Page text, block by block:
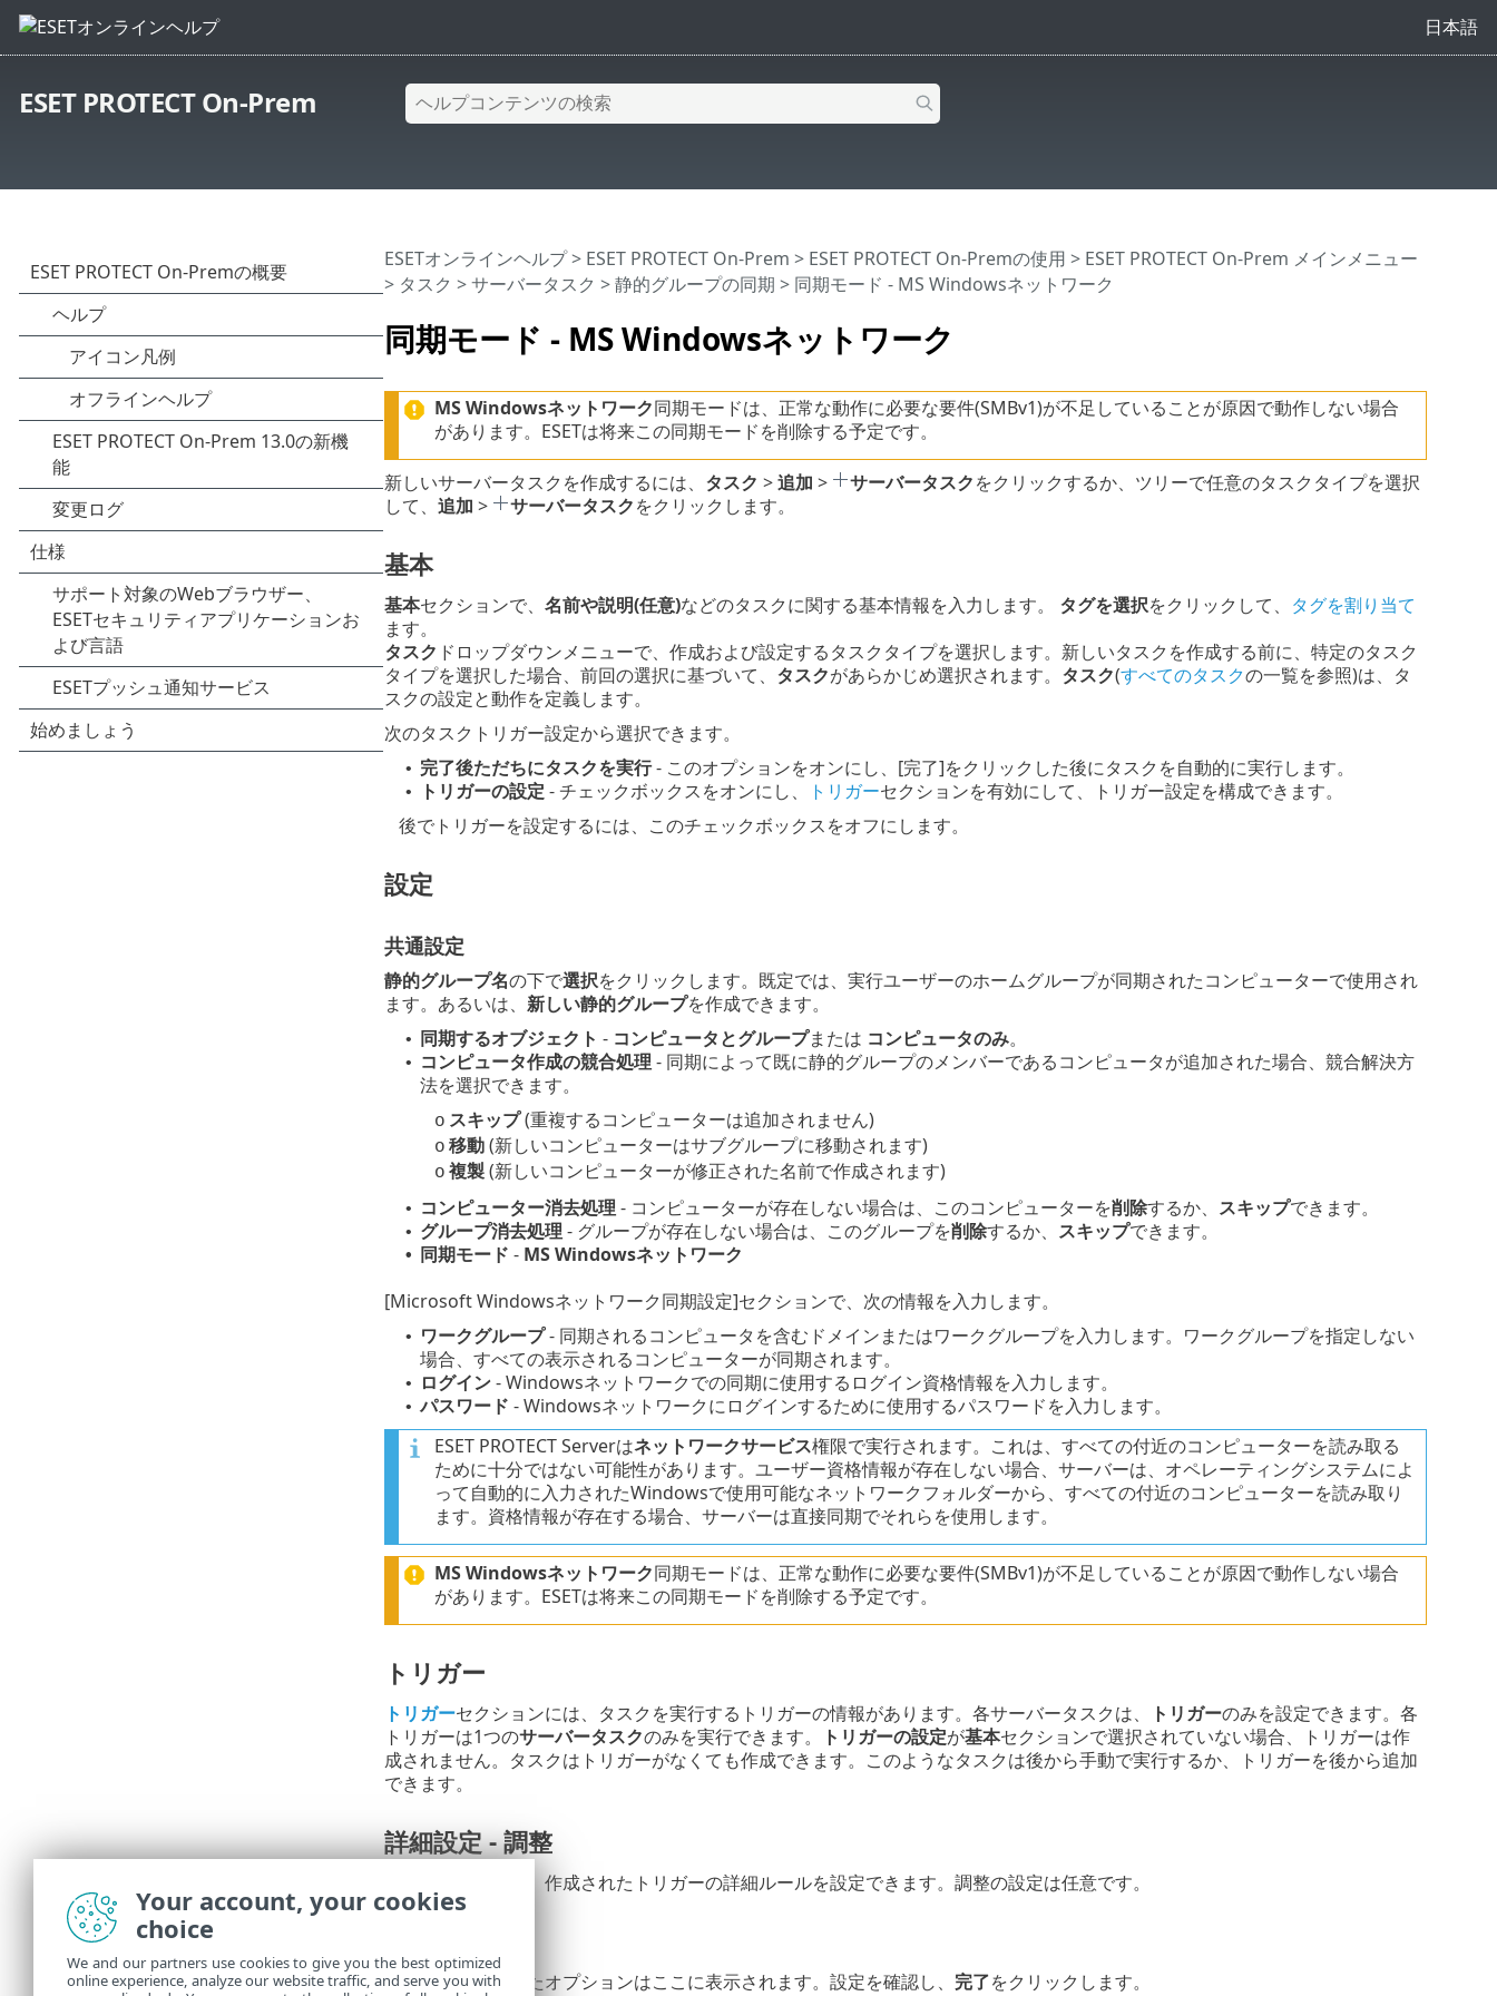
日本語
ESET PROTECT On-Prem
同期モード - MS Windowsネットワーク
ESETオンラインヘルプ> ESET PROTECT On-Prem > ESET PROTECT On-Premの使用 > ESET PROTECT On-Prem メインメニュー
> タスク >サーバータスク >静的グループの同期 > 同期モード - MS Windowsネットワーク
MS Windowsネットワーク同期モードは、正常な動作に必要な要件(SMBv1)が不足していることが原因で動作しない場合
があります。ESETは将来この同期モードを削除する予定です。
新しいサーバータスクを作成するには、 タスク >追加 > サーバータスクをクリックするか、ツリーで任意のタスクタイプを選択
して、 追加 > サーバータスクをクリックします。
基本
基本セクションで、 名前や説明(任意)などのタスクに関する基本情報を入力します。 タグを選択をクリックして、
タグを割り当て
ます。
タスク ドロップダウンメニューで、作成および設定するタスクタイプを選択します。新しいタスクを作成する前に、特定のタスク
タイプを選択した場合、前回の選択に基づいて、 タスクがあらかじめ選択されます。 タスク(すべてのタスクの一覧を参照)は、タ
スクの設定と動作を定義します。
次のタスクトリガー設定から選択できます。
• 完了後ただちにタスクを実行- このオプションをオンにし、[完了]をクリックした後にタスクを自動的に実行します。
• トリガーの設定 - チェックボックスをオンにし、 トリガーセクションを有効にして、トリガー設定を構成できます。
後でトリガーを設定するには、このチェックボックスをオフにします。
設定
共通設定
静的グループ名の下で選択をクリックします。既定では、実行ユーザーのホームグループが同期されたコンピューターで使用され
ます。あるいは、 新しい静的グループを作成できます。
• 同期するオブジェクト - コンピュータとグループまたは コンピュータのみ。
• コンピュータ作成の競合処理- 同期によって既に静的グループのメンバーであるコンピュータが追加された場合、競合解決方
法を選択できます。
o スキップ(重複するコンピューターは追加されません)
o 移動(新しいコンピューターはサブグループに移動されます)
o 複製(新しいコンピューターが修正された名前で作成されます)
• コンピューター消去処理- コンピューターが存在しない場合は、このコンピューターを削除するか、 スキップできます。
• グループ消去処理- グループが存在しない場合は、このグループを削除するか、 スキップできます。
• 同期モード - MS Windowsネットワーク
[Microsoft Windowsネットワーク同期設定]セクションで、次の情報を入力します。
• ワークグループ- 同期されるコンピュータを含むドメインまたはワークグループを入力します。ワークグループを指定しない
場合、すべての表示されるコンピューターが同期されます。
• ログイン- Windowsネットワークでの同期に使用するログイン資格情報を入力します。
• パスワード - Windowsネットワークにログインするために使用するパスワードを入力します。
ESET PROTECT Serverはネットワークサービス権限で実行されます。これは、すべての付近のコンピューターを読み取る
ために十分ではない可能性があります。ユーザー資格情報が存在しない場合、サーバーは、オペレーティングシステムによ
って自動的に入力されたWindowsで使用可能なネットワークフォルダーから、すべての付近のコンピューターを読み取り
ます。資格情報が存在する場合、サーバーは直接同期でそれらを使用します。
MS Windowsネットワーク同期モードは、正常な動作に必要な要件(SMBv1)が不足していることが原因で動作しない場合
があります。ESETは将来この同期モードを削除する予定です。
トリガー
トリガーセクションには、タスクを実行するトリガーの情報があります。各サーバータスクは、 トリガーのみを設定できます。各
トリガーは1つのサーバータスクのみを実行できます。 トリガーの設定が基本セクションで選択されていない場合、トリガーは作
成されません。タスクはトリガーがなくても作成できます。このようなタスクは後から手動で実行するか、トリガーを後から追加
できます。
詳細設定 - 調整
を設定すると、作成されたトリガーの詳細ルールを設定できます。調整の設定は任意です。
すべての構成されたオプションはここに表示されます。設定を確認し、 完了をクリックします。
Your account, your cookies
choice
We and our partners use cookies to give you the best optimized
online experience, analyze our website traffic, and serve you with